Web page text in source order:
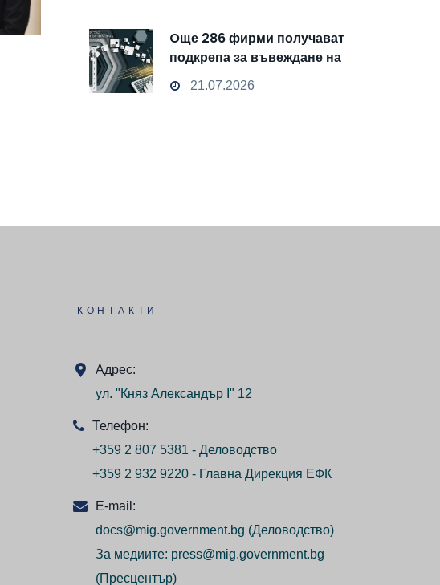
Oще 286 фирми получават
подкрепа за въвеждане на
изкуствен интелект и
облачни технологии
21.07.2026
КОНТАКТИ
Адрес:
ул. "Княз Александър I" 12
Телефон:
+359 2 807 5381 - Деловодство
+359 2 932 9220 - Главна Дирекция ЕФК
E-mail:
docs@mig.government.bg (Деловодство)
За медиите: press@mig.government.bg
(Пресцентър)